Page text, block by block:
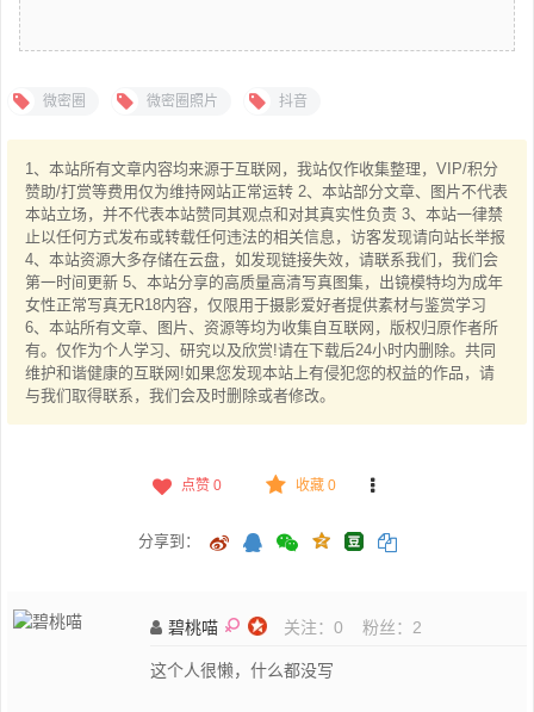
微密圈 微密圈照片 抖音
1、本站所有文章内容均来源于互联网，我站仅作收集整理，VIP/积分
赞助/打赏等费用仅为维持网站正常运转 2、本站部分文章、图片不代表
本站立场，并不代表本站赞同其观点和对其真实性负责 3、本站一律禁
止以任何方式发布或转载任何违法的相关信息，访客发现请向站长举报
4、本站资源大多存储在云盘，如发现链接失效，请联系我们，我们会
第一时间更新 5、本站分享的高质量高清写真图集，出镜模特均为成年
女性正常写真无R18内容，仅限用于摄影爱好者提供素材与鉴赏学习
6、本站所有文章、图片、资源等均为收集自互联网，版权归原作者所
有。仅作为个人学习、研究以及欣赏!请在下载后24小时内删除。共同
维护和谐健康的互联网!如果您发现本站上有侵犯您的权益的作品，请
与我们取得联系，我们会及时删除或者修改。
点赞 0 收藏 0
分享到：
碧桃喵 关注： 0 粉丝： 2
这个人很懒，什么都没写